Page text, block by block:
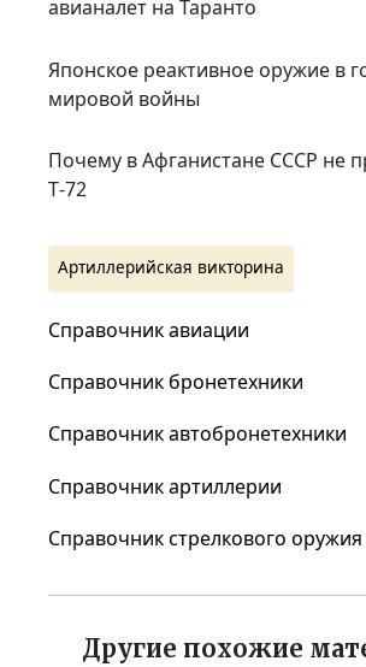
авианалет на Таранто
Японское реактивное оружие в
мировой войны
Почему в Афганистане СССР не
Т‑72
Артиллерийская викторина
Справочник авиации
Справочник бронетехники
Справочник автобронетехники
Справочник артиллерии
Справочник стрелкового оружия
Другие похожие